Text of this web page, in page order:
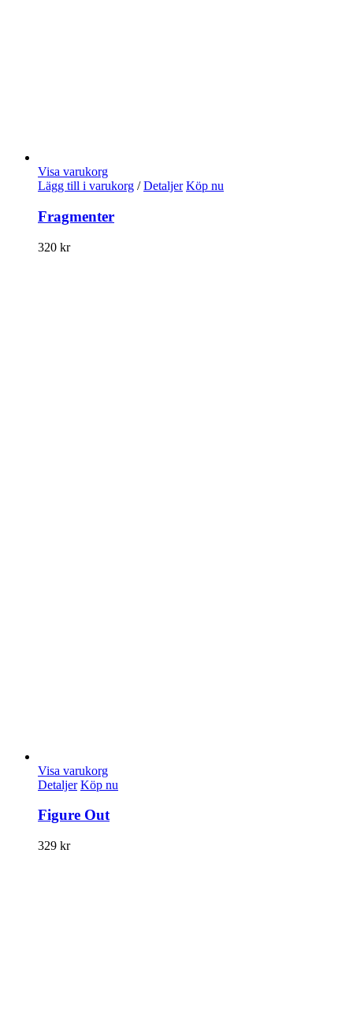
Visa varukorg
Lägg till i varukorg / Detaljer Köp nu
Fragmenter
320 kr
Visa varukorg
Detaljer Köp nu
Figure Out
329 kr